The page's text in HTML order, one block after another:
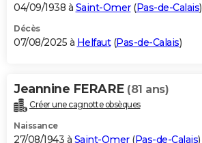
S'inscrire
Se connecter
Lycées
Collèges
Primaires
Universités
Entreprises
Service militaire
Avis de recherche
AVIS DE DÉCÈS
Bricolage
Lifestyle
Culture
Sport
Auto
Television
Voyage
Cinema
04/09/1938 à Saint-Omer(Pas-de-Calais)
Décès
07/08/2025 à Helfaut(Pas-de-Calais)
Jeannine FERARE (81 ans)
Créer une cagnotte obsèques
Naissance
27/08/1943 à Saint-Omer(Pas-de-Calais)